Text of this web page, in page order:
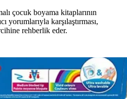
çocuk boyama kitaplarının
yorumlarıyla karşılaştırması,
rehberlik eder.